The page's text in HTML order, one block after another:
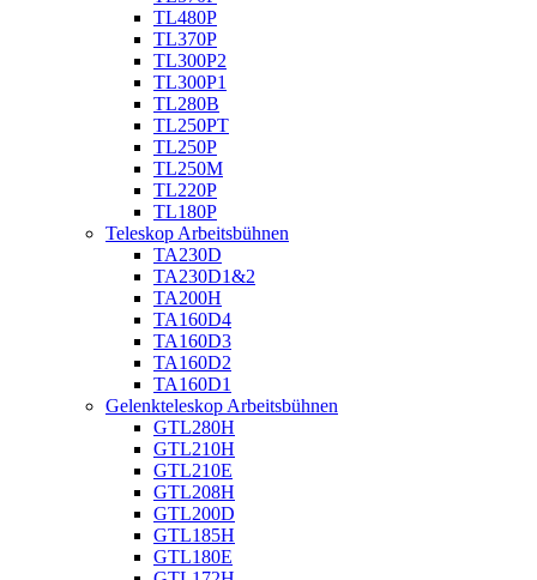
TL480P
TL370P
TL300P2
TL300P1
TL280B
TL250PT
TL250P
TL250M
TL220P
TL180P
Teleskop Arbeitsbühnen
TA230D
TA230D1&2
TA200H
TA160D4
TA160D3
TA160D2
TA160D1
Gelenkteleskop Arbeitsbühnen
GTL280H
GTL210H
GTL210E
GTL208H
GTL200D
GTL185H
GTL180E